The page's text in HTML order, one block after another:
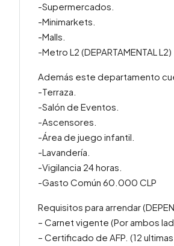
-Supermercados.
-Minimarkets.
-Malls.
-Metro L2 (DEPARTAMENTAL L2)
Además este departamento
-Terraza.
-Salón de Eventos.
-Ascensores.
-Área de juego infantil.
-Lavandería.
-Vigilancia 24 horas.
-Gasto Común 60.000 CLP
Requisitos para arrendar
– Carnet vigente (Por ambos
– Certificado de AFP. (12